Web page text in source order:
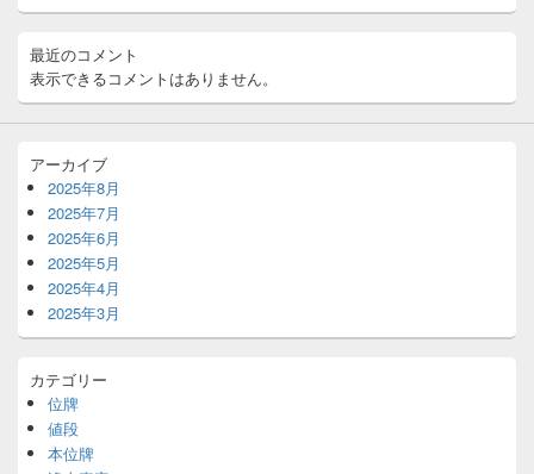
最近のコメント
表示できるコメントはありません。
アーカイブ
2025年8月
2025年7月
2025年6月
2025年5月
2025年4月
2025年3月
カテゴリー
位牌
値段
本位牌